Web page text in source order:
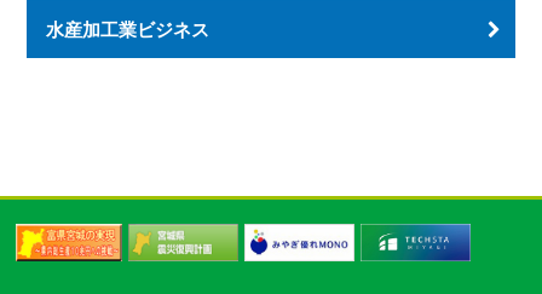
水産加工業ビジネス